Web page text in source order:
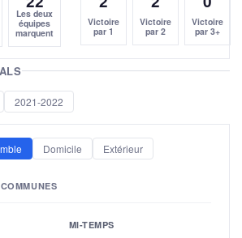
Les deux
équipes
marquent
Victoire
par 1
Victoire
par 2
Victoire
par 3+
2021-2022
Domicile Extérieur
MI-TEMPS